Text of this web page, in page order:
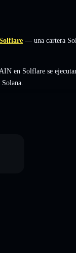
— una cartera
en Solflare se